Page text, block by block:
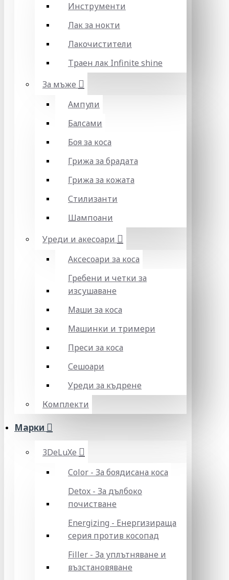
Инструменти
Лак за нокти
Лакочистители
Траен лак Infinite shine
За мъже
Ампули
Балсами
Боя за коса
Грижа за брадата
Грижа за кожата
Стилизанти
Шампоани
Уреди и акесоари
Аксесоари за коса
Гребени и четки за
изсушаване
Маши за коса
Машинки и тримери
Преси за коса
Сешоари
Уреди за къдрене
Комплекти
Марки
3DeLuXe
Color - За боядисана коса
Detox - За дълбоко
почистване
Energizing - Енергизираща
серия против косопад
Filler - За уплътняване и
възстановяване